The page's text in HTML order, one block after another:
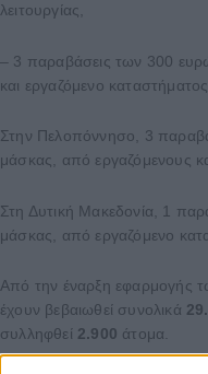
λειτουργίας,
– 3 παραβάσεις των 300
και εργαζόμενο καταστήματος.
Στην Πελοπόννησο, 3
μάσκας, από εργαζόμενους
Στη Δυτική Μακεδονία, 1
μάσκας, από εργαζόμενο
Από την έναρξη εφαρμογής
έχουν βεβαιωθεί συνολικά
συλληφθεί 2.900 άτομα.